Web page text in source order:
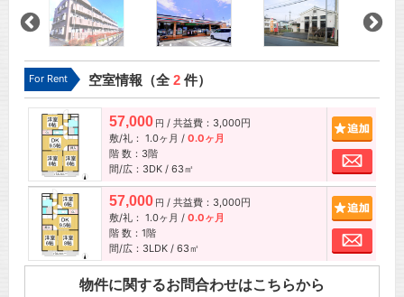
For Rent 空室情報（全2件）
57,000 円 / 共益費：3,000円
敷/礼： 1.0ヶ月 / 0.0ヶ月
階 数：3階
間/広：3DK / 63㎡
お問
57,000 円 / 共益費：3,000円
敷/礼： 1.0ヶ月 / 0.0ヶ月
階 数：1階
間/広：3LDK / 63㎡
お問
物件に関するお問合わせはこちらから